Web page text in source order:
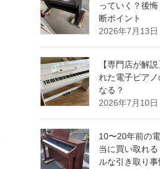
っていく？後
断ポイント
2026年7月13日
【専門店が解
れた電子ピア
なる？
2026年7月10日
10〜20年前の
当に買い取れ
ルな引き取り事